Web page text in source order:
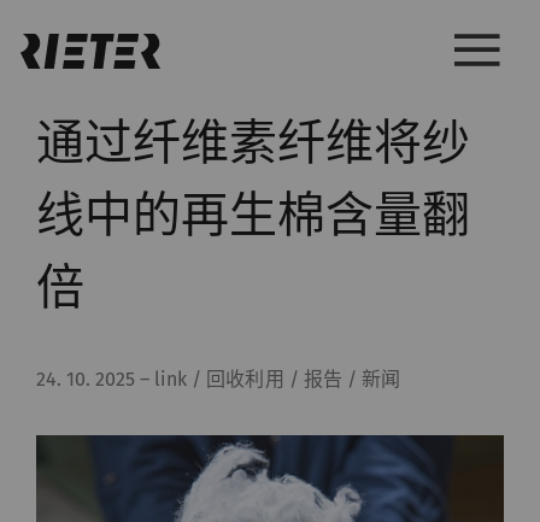
通过纤维素纤维将纱
线中的再生棉含量翻
倍
24. 10. 2025– link / 回收利用 / 报告 / 新闻